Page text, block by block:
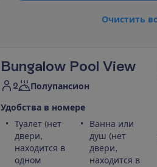
Очистить вс
Bungalow Pool View
2 Полупансион
Удобства в номере
Туалет (нет
двери,
находится в
одном
Ванна или
душ (нет
двери,
находится в